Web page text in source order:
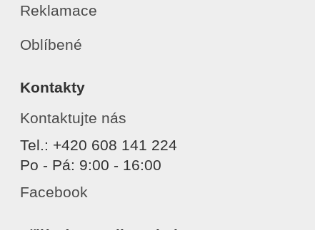
Reklamace
Oblíbené
Kontakty
Kontaktujte nás
Tel.: +420 608 141 224
Po - Pá: 9:00 - 16:00
Facebook